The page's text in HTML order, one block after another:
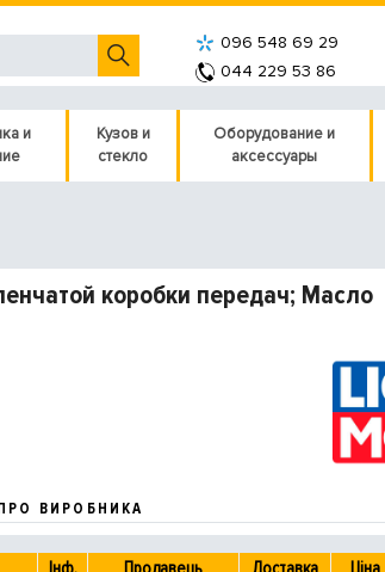
096 548 69 29
044 229 53 86
и
Кузов и
стекло
Оборудование и
аксессуары
коробки передач; Масло
ВИРОБНИКА